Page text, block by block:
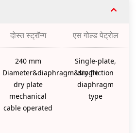
दोस्त स्ट्रॉन्ग एस गोल्ड पेट्रोल
240 mm
Diameter&diaphragm&single
dry plate
mechanical
cable operated
Single-plate,
dry-friction
diaphragm
type